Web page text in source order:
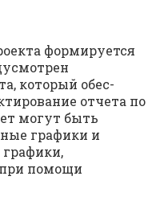
формируется
который обес­
отчета по
могут быть
графики и
помощи